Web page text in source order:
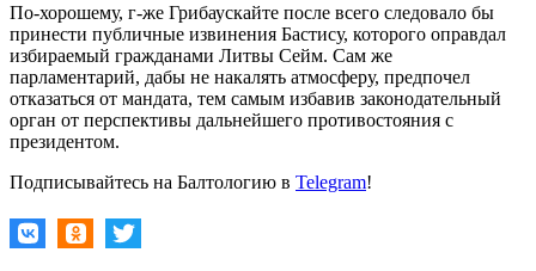
По-хорошему, г‑же Грибаускайте после всего следовало бы
принести публичные извинения Бастису, которого оправдал
избираемый гражданами Литвы Сейм. Сам же
парламентарий, дабы не накалять атмосферу, предпочел
отказаться от мандата, тем самым избавив законодательный
орган от перспективы дальнейшего противостояния с
президентом.
Подписывайтесь на Балтологию в Telegram!